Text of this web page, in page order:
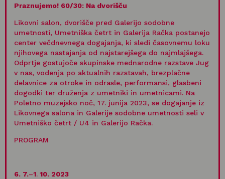
Praznujemo! 60/30: Na dvorišču
Likovni salon, dvorišče pred Galerijo sodobne
umetnosti, Umetniška četrt in Galerija Račka postanejo
center večdnevnega dogajanja, ki sledi časovnemu loku
njihovega nastajanja od najstarejšega do najmlajšega.
Odprtje gostujoče skupinske mednarodne razstave Jug
v nas, vodenja po aktualnih razstavah, brezplačne
delavnice za otroke in odrasle, performansi, glasbeni
dogodki ter druženja z umetniki in umetnicami. Na
Poletno muzejsko noč, 17. junija 2023, se dogajanje iz
Likovnega salona in Galerije sodobne umetnosti seli v
Umetniško četrt / U4 in Galerijo Račka.
PROGRAM
6. 7.–1. 10. 2023